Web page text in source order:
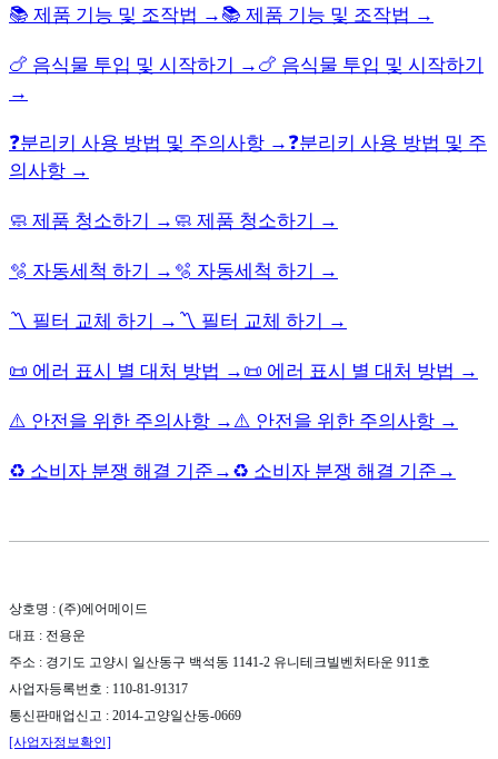
📚 제품 기능 및 조작법 → 📚 제품 기능 및 조작법 →
🍗 음식물 투입 및 시작하기 → 🍗 음식물 투입 및 시작하기
→
❓분리키 사용 방법 및 주의사항 → ❓분리키 사용 방법 및 주
의사항 →
🧼 제품 청소하기 → 🧼 제품 청소하기 →
🫧 자동세척 하기 → 🫧 자동세척 하기 →
〽️ 필터 교체 하기 → 〽️ 필터 교체 하기 →
📜 에러 표시 별 대처 방법 → 📜 에러 표시 별 대처 방법 →
⚠️ 안전을 위한 주의사항 →⚠️ 안전을 위한 주의사항 →
♻️ 소비자 분쟁 해결 기준→ ♻️ 소비자 분쟁 해결 기준→
상호명 : (주)에어메이드
대표 : 전용운
주소 : 경기도 고양시 일산동구 백석동 1141-2 유니테크빌벤처타운 911호
사업자등록번호 : 110-81-91317
통신판매업신고 : 2014-고양일산동-0669
[사업자정보확인]